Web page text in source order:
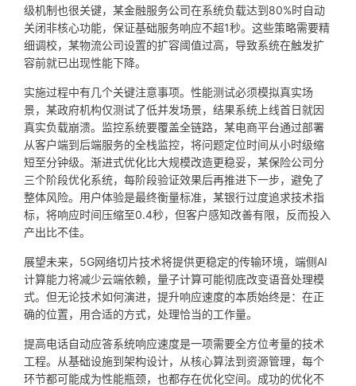
级机制也很关键，某金融服务公司在系统负载达到80%时自动
关闭非核心功能，保证基础服务响应不超1秒。这些策略需要精
细调校，某物流公司设置的扩容阈值过高，导致系统在触发扩
容前就已出现性能下降。
实施过程中有几个关键注意事项。性能测试必须模拟真实场
景，某政府机构仅测试了低并发场景，结果系统上线首日就因
真实负载崩溃。监控系统要覆盖全链路，某电商平台通过部署
从客户端到后端服务的全栈监控，将问题定位时间从小时级缩
短至分钟级。渐进式优化比大规模改造更稳妥，某保险公司分
三个阶段优化系统，每阶段验证效果后再推进下一步，避免了
整体风险。用户体验是最终衡量标准，某银行过度追求技术指
标，将响应时间压缩至0.4秒，但客户感知改善有限，反而投入
产出比不佳。
展望未来，5G网络切片技术将提供更稳定的传输环境，端侧AI
计算能力将减少云端依赖，量子计算可能彻底改变语音处理模
式。但无论技术如何演进，提升响应速度的本质始终是：在正
确的位置，用合适的方式，处理恰当的工作量。
提高电话自动应答系统响应速度是一项需要全方位考量的技术
工程。从基础设施到架构设计，从核心算法到资源管理，每个
环节都可能成为性能瓶颈，也都存在优化空间。成功的优化不